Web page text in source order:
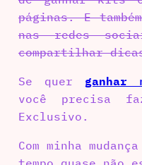
páginas. E
nas redes
compartilhar
Se quer ganhar
você precisa
Exclusivo.
Com minha